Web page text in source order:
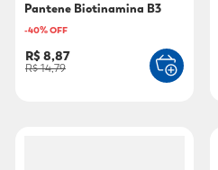
Pantene Biotinamina B3
150ml
-40% OFF
R$ 8,87
R$ 14,79